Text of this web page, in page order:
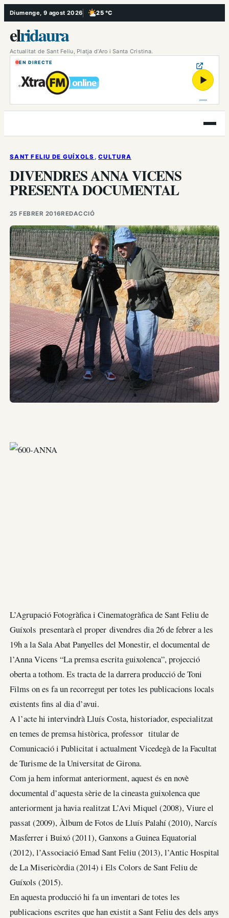
Vés
al
contingut
Diumenge, 9 agost 2026 25 °C
, Poc ennuvolat
elridaura
Actualitat de Sant Feliu, Platja d’Aro i Santa Cristina.
EN DIRECTE
▶
Obre
el
SANT FELIU DE GUÍXOLS , CULTURA
DIVENDRES ANNA VICENS
PRESENTA DOCUMENTAL
25 FEBRER 2016REDACCIÓ
L’Agrupació Fotogràfica i Cinematogràfica de Sant Feliu de
Guíxols presentarà el proper divendres dia 26 de febrer a les
19h a la Sala Abat Panyelles del Monestir, el documental de
l’Anna Vicens “La premsa escrita guixolenca”, projecció
oberta a tothom. Es tracta de la darrera producció de Toni
Films on es fa un recorregut per totes les publicacions locals
existents fins al dia d’avui.
A l’acte hi intervindrà Lluís Costa, historiador, especialitzat
en temes de premsa històrica, professor titular de
Comunicació i Publicitat i actualment Vicedegà de la Facultat
de Turisme de la Universitat de Girona.
Com ja hem informat anteriorment, aquest és en novè
documental d’aquesta sèrie de la cineasta guixolenca que
anteriorment ja havia realitzat L’Avi Miquel (2008), Viure el
passat (2009), Àlbum de Fotos de Lluís Palahí (2010), Narcís
Masferrer i Buixó (2011), Ganxons a Guinea Equatorial
(2012), l’Associació Emad Sant Feliu (2013), l’Antic Hospital
de La Misericòrdia (2014) i Els Colors de Sant Feliu de
Guíxols (2015).
En aquesta producció hi fa un inventari de totes les
publicacions escrites que han existit a Sant Feliu des dels anys